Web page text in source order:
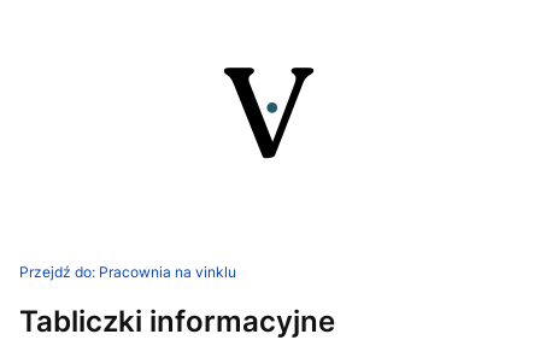
Przejdź do: Pracownia na vinklu
Tabliczki informacyjne